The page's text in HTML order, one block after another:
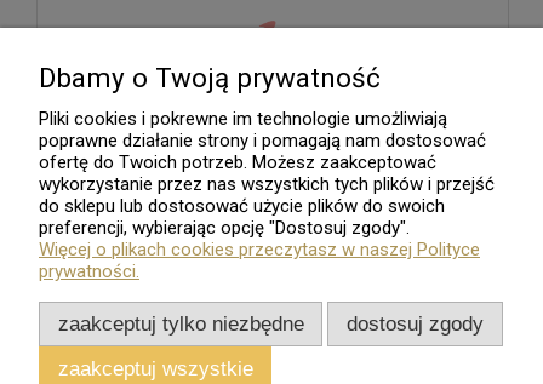
Sklep internetowy
Dbamy o Twoją prywatność
Pliki cookies i pokrewne im technologie umożliwiają
poprawne działanie strony i pomagają nam dostosować
ofertę do Twoich potrzeb. Możesz zaakceptować
wykorzystanie przez nas wszystkich tych plików i przejść
do sklepu lub dostosować użycie plików do swoich
preferencji, wybierając opcję "Dostosuj zgody".
Więcej o plikach cookies przeczytasz w naszej Polityce
prywatności.
zaakceptuj tylko niezbędne
dostosuj zgody
zaakceptuj wszystkie